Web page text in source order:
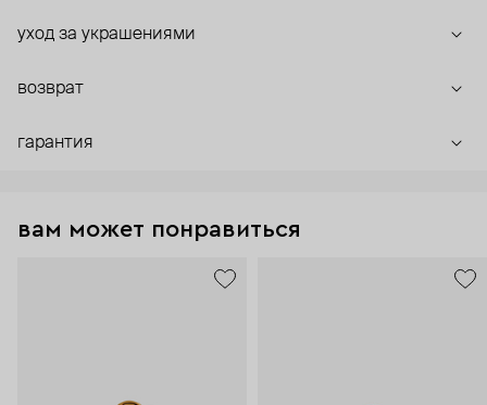
уход за украшениями
возврат
гарантия
вам может понравиться